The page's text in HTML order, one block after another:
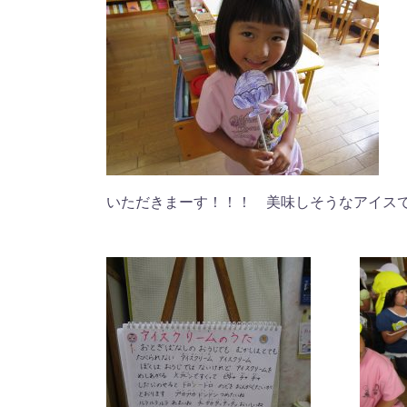
いただきまーす！！！ 美味しそうなアイス